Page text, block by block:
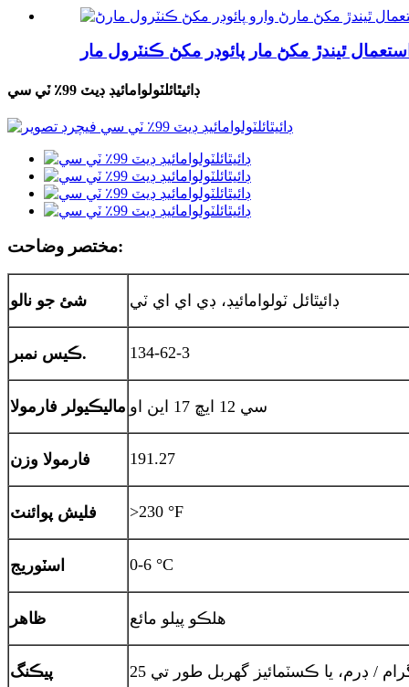
ڊائيٿائلٽولوامائيڊ ڊيٽ 99٪ ٽي سي
مختصر وضاحت:
شئ جو نالو ڊائيٿائل ٽولوامائيڊ، ڊي اي اي ٽي
ڪيس نمبر. 134-62-3
ماليڪيولر فارمولا سي 12 ايڇ 17 اين او
فارمولا وزن 191.27
فليش پوائنٽ >230 °F
اسٽوريج 0-6 °C
ظاهر هلڪو پيلو مائع
پيڪنگ / ڊرم، يا ڪسٽمائيز گهربل طور تي